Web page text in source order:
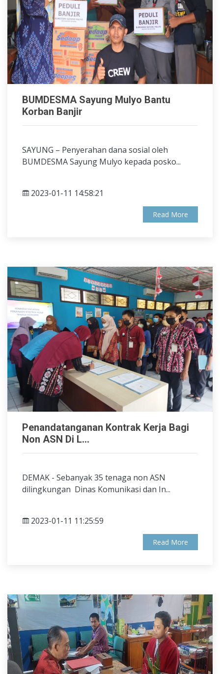
BUMDESMA Sayung Mulyo Bantu
Korban Banjir
SAYUNG – Penyerahan dana sosial oleh
BUMDESMA Sayung Mulyo kepada posko...
2023-01-11 14:58:21
Read More
Penandatanganan Kontrak Kerja Bagi
Non ASN Di L...
DEMAK - Sebanyak 35 tenaga non ASN
dilingkungan Dinas Komunikasi dan In...
2023-01-11 11:25:59
Read More